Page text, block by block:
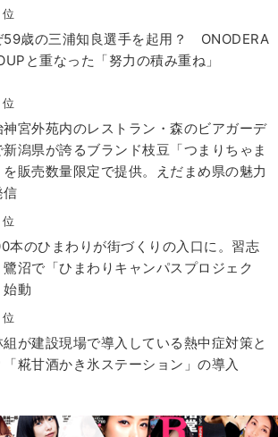
位
59歳の三浦知良選手を起用？ ONODERA
と重なった「努力の積み重ね」
位
神宮外苑内のレストラン・森のビアガーデ
新潟県が誇るブランド枝豆「つまりちゃま
を販売数量限定で提供。えだまめ県の魅力
信
位
本のひまわりが街づくりの入口に。習志
鷺沼で「ひまわりキャンパスプロジェク
始動
位
組が建設現場で導入している熱中症対策と
「糀甘酒かき氷ステーション」の導入